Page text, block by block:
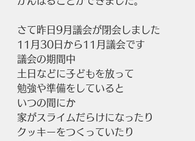
さて昨日9月議会が閉会しました
11月30日から11月議会です
議会の期間中
土日などに子どもを放って
勉強や準備をしていると
いつの間にか
家がスライムだらけになったり
クッキーをつくっていたり